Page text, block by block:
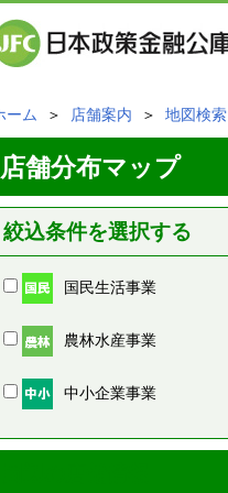
ーム ＞ 店舗案内 ＞ 地図検索
店舗分布マップ
絞込条件を選択する
国民生活事業
農林水産事業
中小企業事業